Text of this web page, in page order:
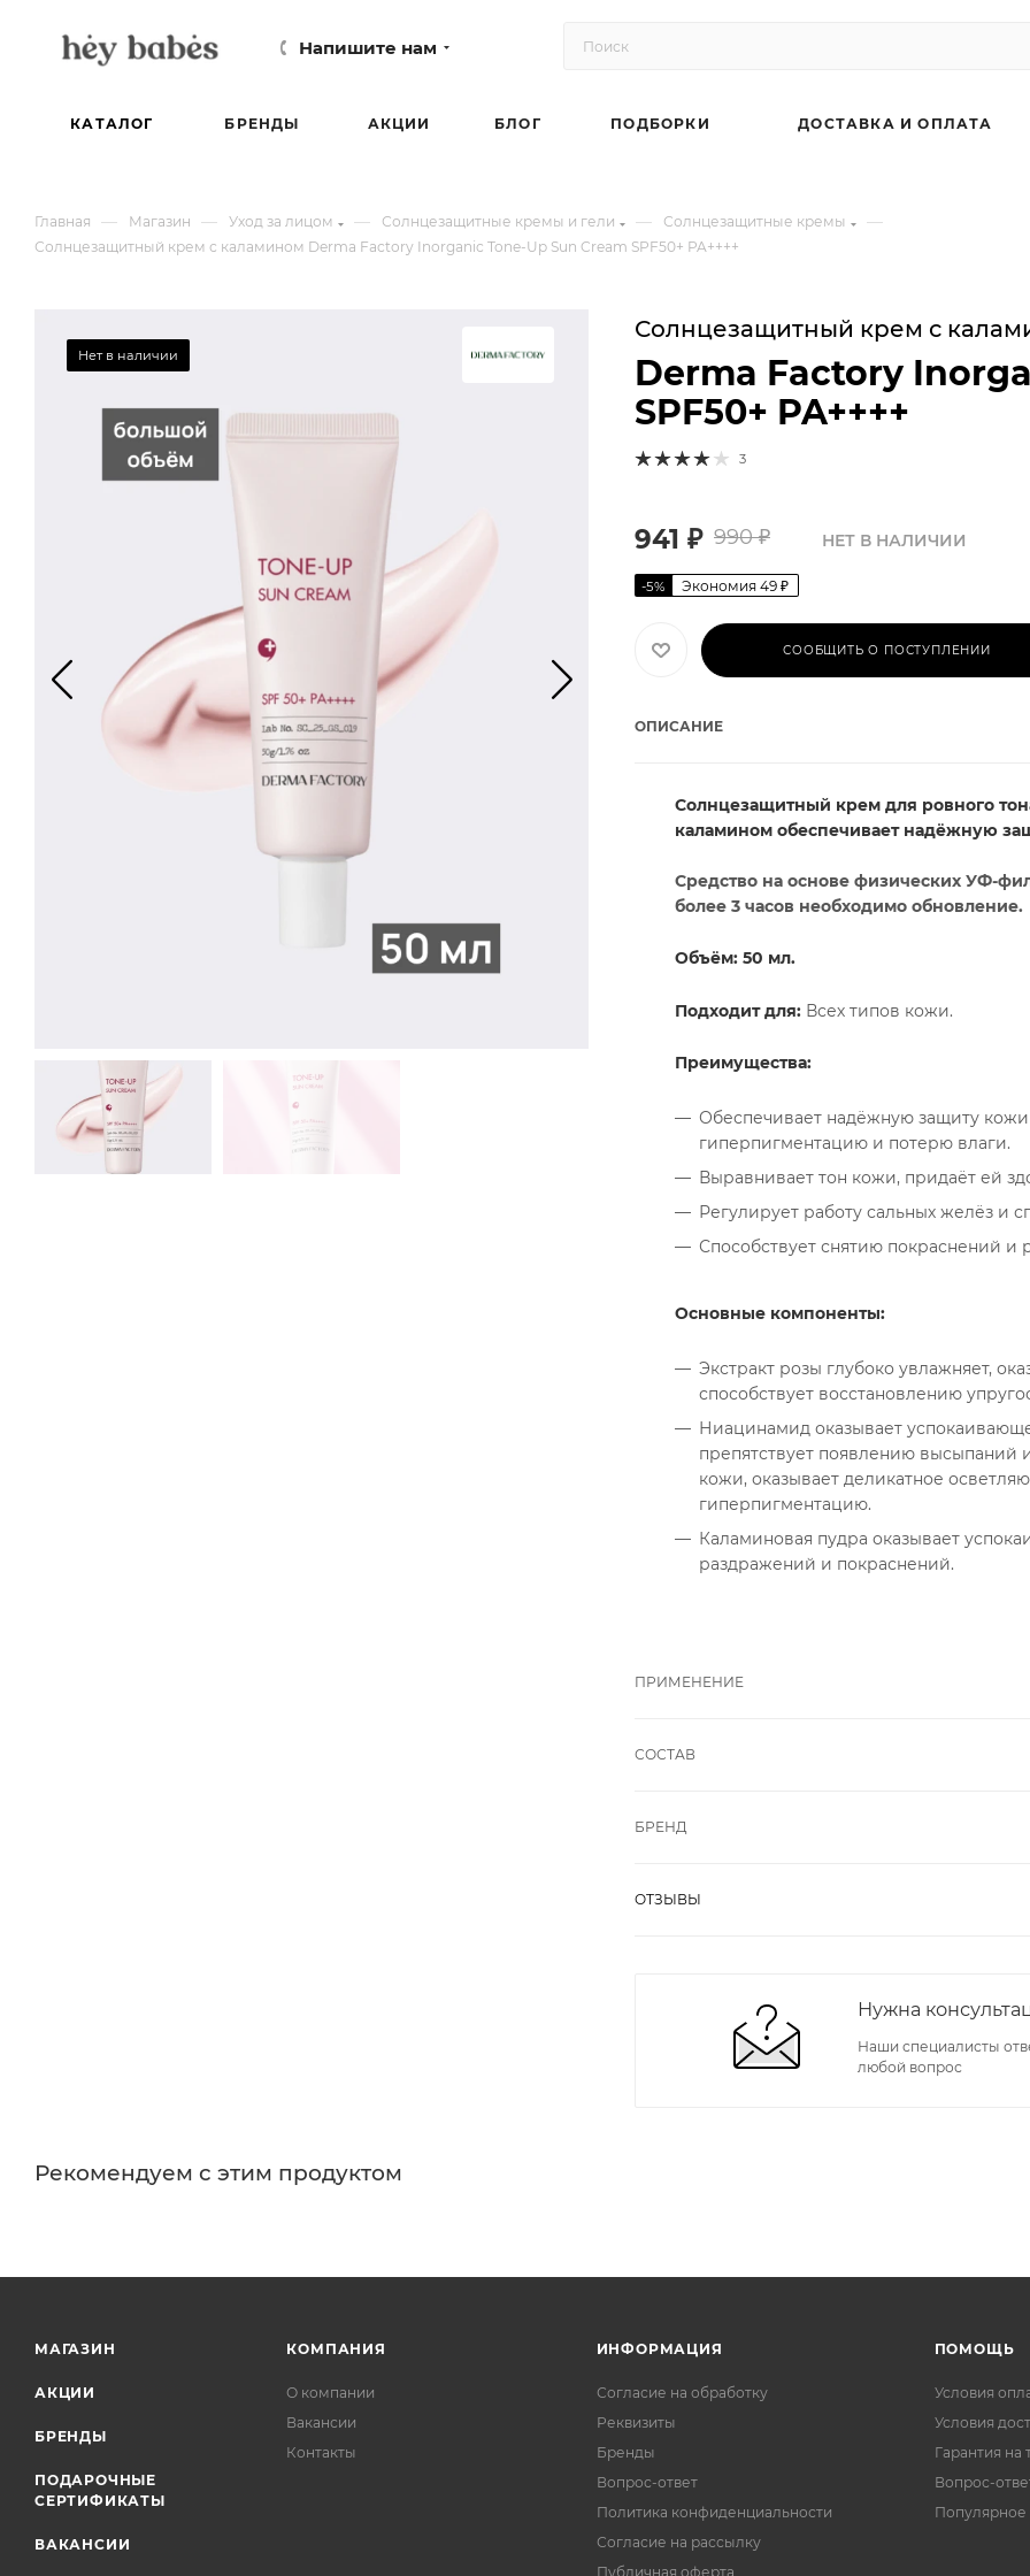
Напишите нам
КАТАЛОГ БРЕНДЫ АКЦИИ БЛОГ ПОДБОРКИ ДОСТАВКА И ОПЛАТА
Главная — Магазин — Уход за лицом — Солнцезащитные кремы и гели — Солнцезащитные кремы —
Солнцезащитный крем с каламином Derma Factory Inorganic Tone-Up Sun Cream SPF50+ PA++++
Нет в наличии
Солнцезащитный крем с
Derma Factory
SPF50+ PA++++
3
941 ₽ 990₽
-5% Экономия 49 ₽
НЕТ В НАЛИЧИИ
СООБЩИТЬ О ПОСТУПЛЕНИИ
ОПИСАНИЕ
Солнцезащитный крем для ровного
каламином обеспечивает надёжную
Средство на основе физических УФ-
более 3 часов необходимо обновление.
Объём: 50 мл.
Подходит для: Всех типов кожи.
Преимущества:
Обеспечивает надёжную защиту
гиперпигментацию и потерю влаги.
Выравнивает тон кожи, придаёт ей
Регулирует работу сальных желёз и
Способствует снятию покраснений и
Основные компоненты:
Экстракт розы глубоко увлажняет,
способствует восстановлению
Ниацинамид оказывает
препятствует появлению высыпаний
кожи, оказывает деликатное
гиперпигментацию.
Каламиновая пудра оказывает
раздражений и покраснений.
ПРИМЕНЕНИЕ
СОСТАВ
БРЕНД
ОТЗЫВЫ
Нужна
Наши специалисты
любой вопрос
Рекомендуем с этим продуктом
МАГАЗИН
АКЦИИ
БРЕНДЫ
ПОДАРОЧНЫЕ
СЕРТИФИКАТЫ
ВАКАНСИИ
КОМПАНИЯ
О компании
Вакансии
Контакты
ИНФОРМАЦИЯ
Согласие на обработку
Реквизиты
Бренды
Вопрос-ответ
Политика конфиденциальности
Согласие на рассылку
Публичная оферта
ПОМОЩЬ
Условия
Условия
Гарантия на
Вопрос-
Популярное